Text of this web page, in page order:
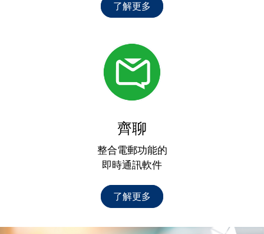
了解更多
齊聊
整合電郵功能的
即時通訊軟件
了解更多